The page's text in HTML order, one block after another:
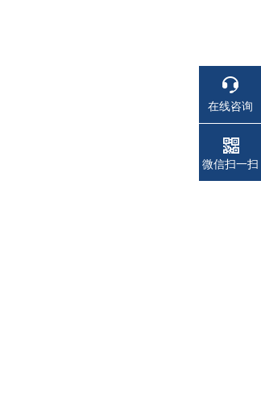
在线咨询
电话
电话
微信扫一扫